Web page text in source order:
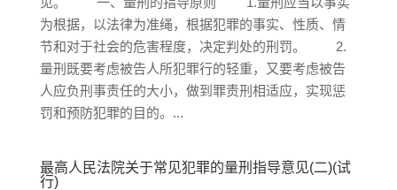
为根据，以法律为准绳，根据犯罪的事实、性质、情
节和对于社会的危害程度，决定判处的刑罚。 2.
量刑既要考虑被告人所犯罪行的轻重，又要考虑被告
人应负刑事责任的大小，做到罪责刑相适应，实现惩
罚和预防犯罪的目的。...
最高人民法院关于常见犯罪的量刑指导意见(二)(试
行)